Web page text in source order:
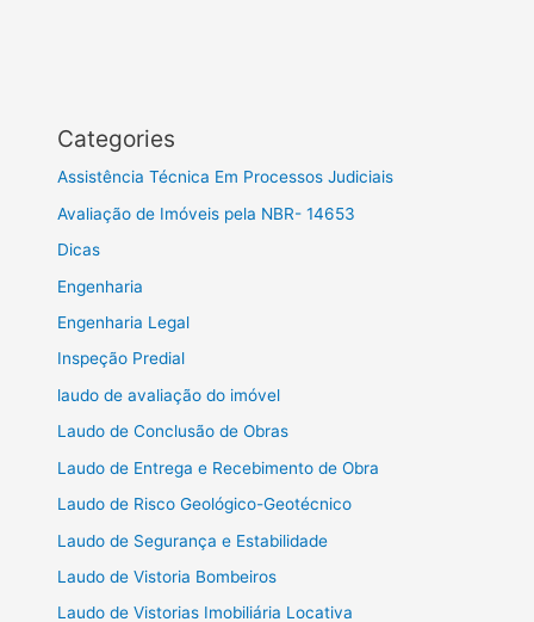
Categories
Assistência Técnica Em Processos Judiciais
Avaliação de Imóveis pela NBR- 14653
Dicas
Engenharia
Engenharia Legal
Inspeção Predial
laudo de avaliação do imóvel
Laudo de Conclusão de Obras
Laudo de Entrega e Recebimento de Obra
Laudo de Risco Geológico-Geotécnico
Laudo de Segurança e Estabilidade
Laudo de Vistoria Bombeiros
Laudo de Vistorias Imobiliária Locativa